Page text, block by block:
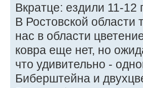
Вкратце: ездили 11-
В Ростовской области
нас в области
ковра еще нет, но
что удивительно -
Биберштейна и